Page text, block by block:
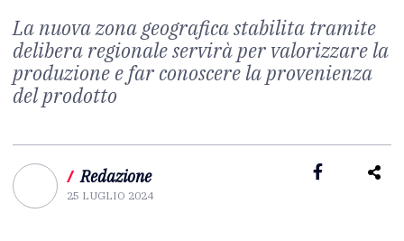
La nuova zona geografica stabilita tramite
delibera regionale servirà per valorizzare la
produzione e far conoscere la provenienza
del prodotto
/ Redazione
25 LUGLIO 2024